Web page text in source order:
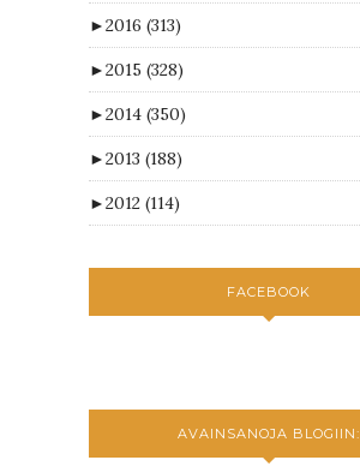
►2016 (313)
►2015 (328)
►2014 (350)
►2013 (188)
►2012 (114)
FACEBOOK
AVAINSANOJA BLOGIIN: